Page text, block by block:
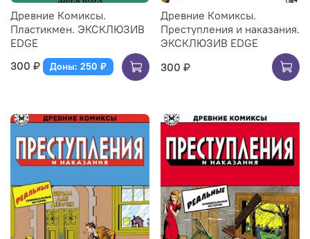
Древние Комиксы.
Пластикмен. ЭКСКЛЮЗИВ
EDGE
300 ₽
Доны: 250 ₽
Древние Комиксы.
Преступления и наказания.
ЭКСКЛЮЗИВ EDGE
300 ₽